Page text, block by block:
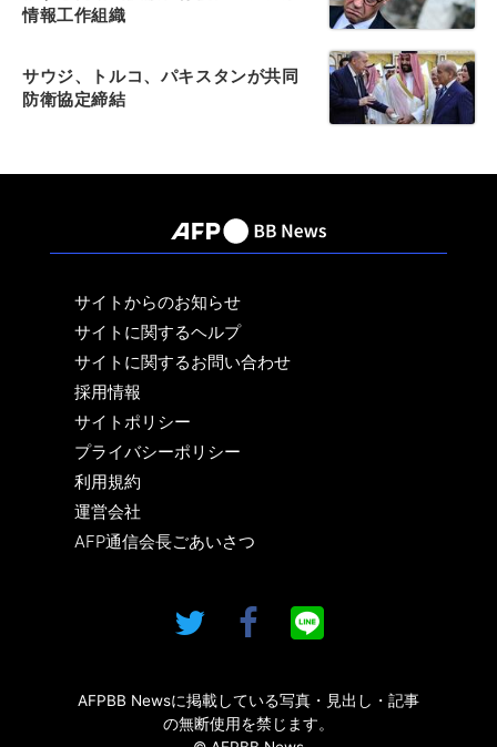
情報工作組織
サウジ、トルコ、パキスタンが共同
防衛協定締結
サイトからのお知らせ
サイトに関するヘルプ
サイトに関するお問い合わせ
採用情報
サイトポリシー
プライバシーポリシー
利用規約
運営会社
AFP通信会長ごあいさつ
AFPBB Newsに掲載している写真・見出し・記事
の無断使用を禁じます。